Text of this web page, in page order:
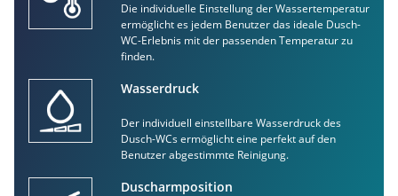
Die individuelle Einstellung der Wassertemperatur
ermöglicht es jedem Benutzer das ideale Dusch-
WC-Erlebnis mit der passenden Temperatur zu
finden.
Wasserdruck
Der individuell einstellbare Wasserdruck des
Dusch-WCs ermöglicht eine perfekt auf den
Benutzer abgestimmte Reinigung.
Duscharmposition